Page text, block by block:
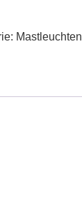
Mast­leuchten